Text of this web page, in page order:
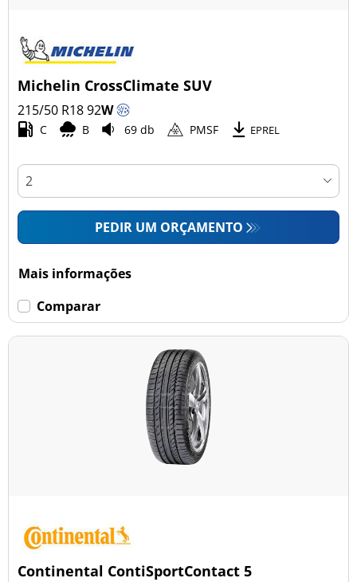
Michelin CrossClimate SUV
215/50 R1892W
C B 69 db PMSF EPREL
PEDIR UM ORÇAMENTO
Mais informações
Comparar
Continental ContiSportContact 5